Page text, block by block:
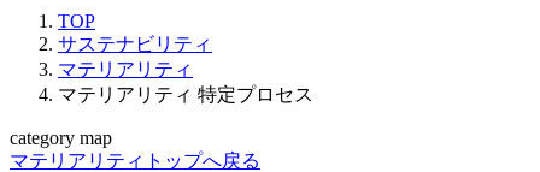
TOP
サステナビリティ
マテリアリティ
マテリアリティ 特定プロセス
category map
マテリアリティトップへ戻る